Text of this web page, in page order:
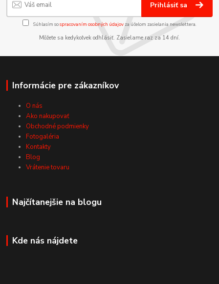
Prihlásiť sa
Súhlasím sospracovaním osobných údajov za účelom zasielania newslettera.
Môžete sa kedykoľvek odhlásiť. Zasielame raz za 14 dní.
Informácie pre zákazníkov
O nás
Ako nakupovať
Obchodné podmienky
Fotogaléria
Kontakty
Blog
Vrátenie tovaru
Najčítanejšie na blogu
Kde nás nájdete